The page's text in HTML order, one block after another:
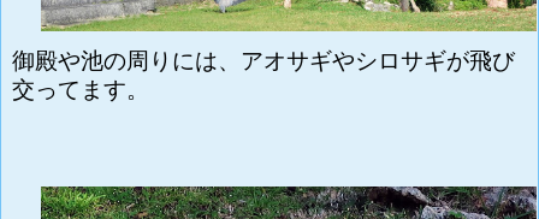
御殿や池の周りには、アオサギやシロサギが飛び
交ってます。